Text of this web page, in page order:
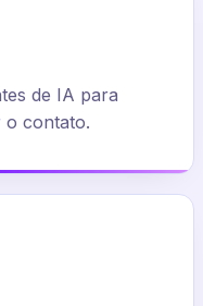
de IA para
o contato.